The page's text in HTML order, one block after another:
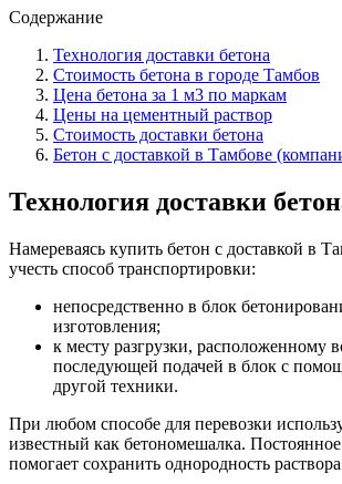
Содержание
Технология доставки бетона
Стоимость бетона в городе Тамбов
Цена бетона за 1 м3 по маркам
Цены на цементный раствор
Стоимость доставки бетона
Бетон с доставкой в Тамбове
Технология доставки
Намереваясь купить бетон с доставкой в
учесть способ транспортировки:
непосредственно в блок
изготовления;
к месту разгрузки, расположенному
последующей подачей в блок с
другой техники.
При любом способе для перевозки
известный как бетономешалка.
помогает сохранить однородность